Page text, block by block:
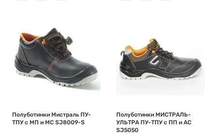
Полуботинки Мистраль ПУ-
ТПУ с МП и МС SJ8009-S
Полуботинки МИСТРАЛЬ-
УЛЬТРА ПУ-ТПУ с ПП и АС
SJ5050